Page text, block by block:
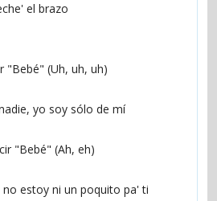
el brazo
"Bebé" (Uh, uh, uh)
yo soy sólo de mí
"Bebé" (Ah, eh)
estoy ni un poquito pa' ti